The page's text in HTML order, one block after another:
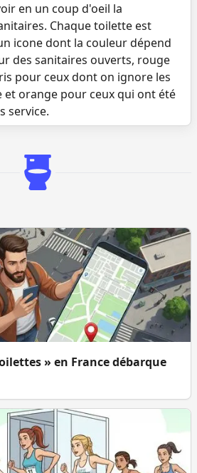
en un coup d'oeil la
Chaque toilette est
icone dont la couleur dépend
des sanitaires ouverts, rouge
pour ceux dont on ignore les
orange pour ceux qui ont été
service.
» en France débarque